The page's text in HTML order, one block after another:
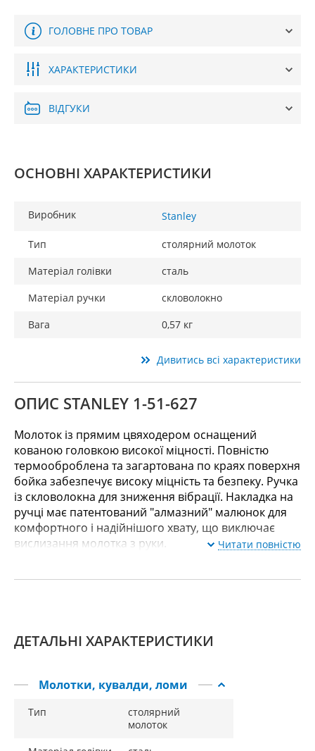
ГОЛОВНЕ ПРО ТОВАР
ХАРАКТЕРИСТИКИ
ВІДГУКИ
ОСНОВНІ ХАРАКТЕРИСТИКИ
Виробник Stanley
Тип
столярний молоток
Матеріал голівки
сталь
Матеріал ручки
скловолокно
Вага
0,57 кг
Дивитись всі характеристики
ОПИС STANLEY 1-51-627
Молоток із прямим цвяходером оснащений
кованою головкою високої міцності. Повністю
термооброблена та загартована по краях поверхня
бойка забезпечує високу міцність та безпеку. Ручка
із скловолокна для зниження вібрації. Накладка на
ручці має патентований "алмазний" малюнок для
комфортного і надійнішого хвату, що виключає
вислизання молотка з руки.
Читати повністю
ДЕТАЛЬНІ ХАРАКТЕРИСТИКИ
Молотки, кувалди, ломи
Тип
столярний
молоток